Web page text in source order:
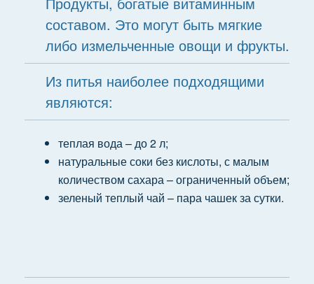
составом. Это могут быть мягкие
либо измельченные овощи и фрукты.
Из питья наиболее подходящими
являются:
теплая вода – до 2 л;
натуральные соки без кислоты, с малым
количеством сахара – ограниченный объем;
зеленый теплый чай – пара чашек за сутки.